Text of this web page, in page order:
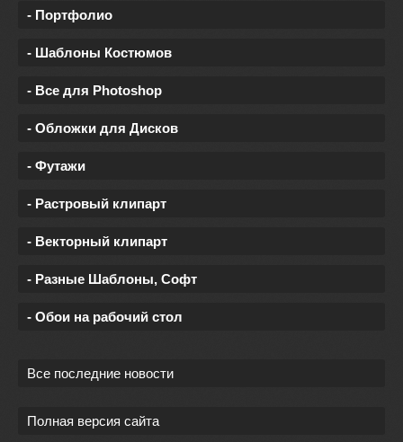
- Портфолио
- Шаблоны Костюмов
- Все для Photoshop
- Обложки для Дисков
- Футажи
- Растровый клипарт
- Векторный клипарт
- Разные Шаблоны, Софт
- Обои на рабочий стол
Все последние новости
Полная версия сайта